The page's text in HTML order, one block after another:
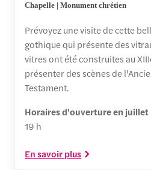
Chapelle | Monument chrétien
Prévoyez une visite de cette
gothique qui présente des
vitres ont été construites au
présenter des scènes de
Testament.
Horaires d'ouverture en juillet
19 h
En savoir plus